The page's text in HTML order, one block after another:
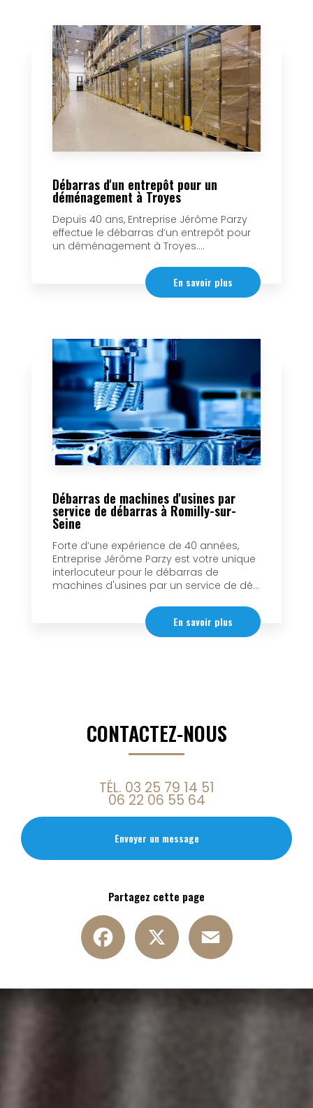
Débarras d'un entrepôt pour un
déménagement à Troyes
Depuis 40 ans, Entreprise Jérôme Parzy
effectue le débarras d’un entrepôt pour
un déménagement à Troyes....
En savoir plus
Débarras de machines d'usines par
service de débarras à Romilly-sur-
Seine
Forte d’une expérience de 40 années,
Entreprise Jérôme Parzy est votre unique
interlocuteur pour le débarras de
machines d'usines par un service de dé...
En savoir plus
CONTACTEZ-NOUS
TÉL. 03 25 79 14 51
06 22 06 55 64
Envoyer un message
Partagez cette page
Facebook